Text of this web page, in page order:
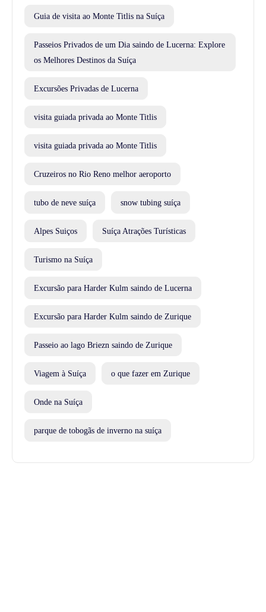
Guia de visita ao Monte Titlis na Suíça
Passeios Privados de um Dia saindo de Lucerna: Explore
os Melhores Destinos da Suíça
Excursões Privadas de Lucerna
visita guiada privada ao Monte Titlis
visita guiada privada ao Monte Titlis
Cruzeiros no Rio Reno melhor aeroporto
tubo de neve suíça snow tubing suíça
Alpes Suiços Suíça Atrações Turísticas
Turismo na Suíça
Excursão para Harder Kulm saindo de Lucerna
Excursão para Harder Kulm saindo de Zurique
Passeio ao lago Briezn saindo de Zurique
Viagem à Suíça o que fazer em Zurique
Onde na Suíça
parque de tobogãs de inverno na suíça